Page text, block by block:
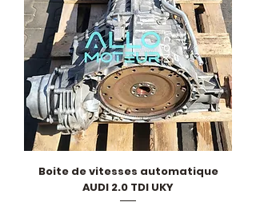
Boite de vitesses automatique
AUDI 2.0 TDI UKY